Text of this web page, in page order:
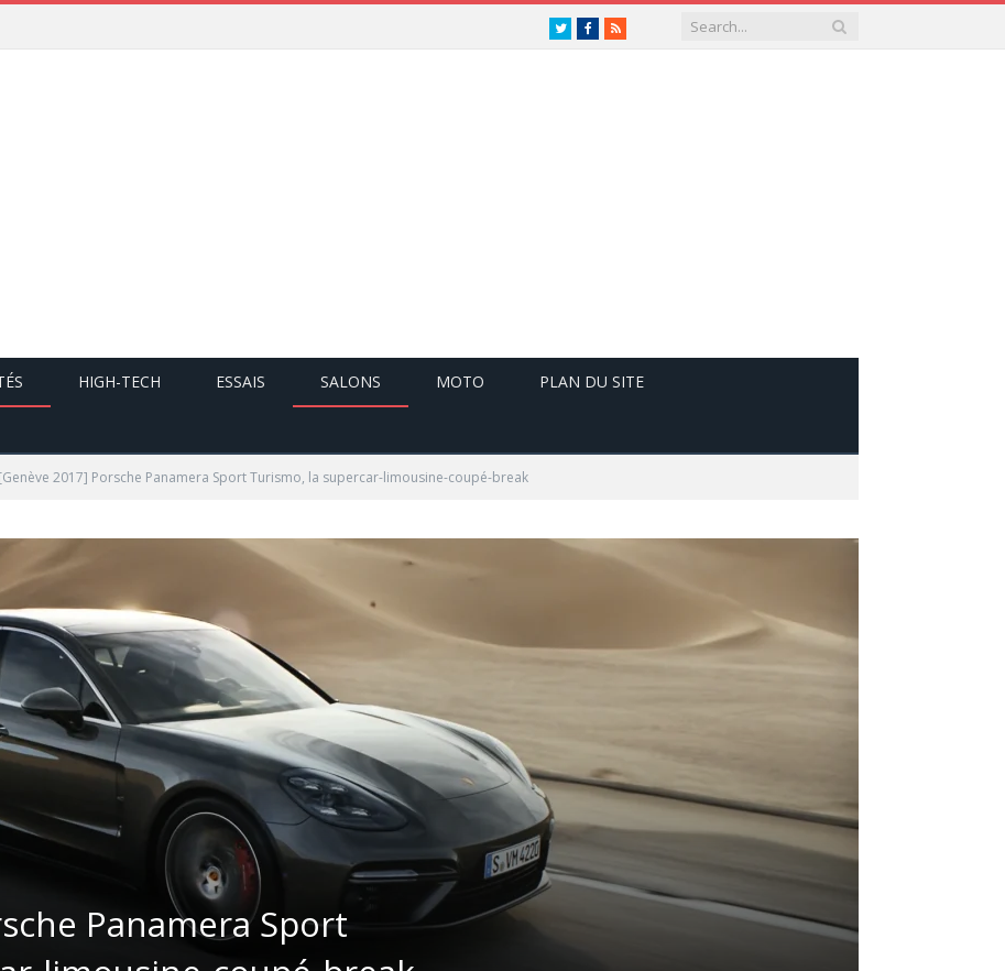
TwitterFacebook
RSS
HIGH-TECH ESSAIS SALONS MOTO PLAN DU SITE
[Genève 2017] Porsche Panamera Sport Turismo, la supercar-limousine-coupé-break
Panamera Sport